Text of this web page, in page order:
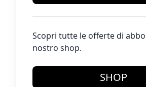
Scopri tutte le offerte di
nostro shop.
SHOP